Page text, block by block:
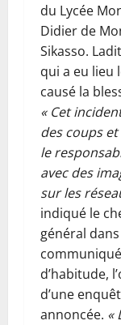
du Lycée
Didier de
Sikasso.
qui a eu lieu
causé la
« Cet
des coups
le
avec des
sur les
indiqué le
général
d’habitude,
d’une
annoncée. «